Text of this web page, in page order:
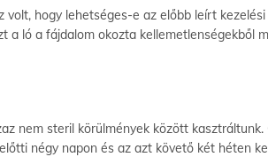
hogy lehetséges-e az előbb leírt
ló a fájdalom okozta kellemetlenségekből
nem steril körülmények között
négy napon és az azt követő két héten